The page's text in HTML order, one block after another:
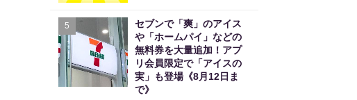
5
セブンで「爽」のアイス
や「ホームパイ」などの
無料券を大量追加！アプ
リ会員限定で「アイスの
実」も登場《8月12日ま
で》